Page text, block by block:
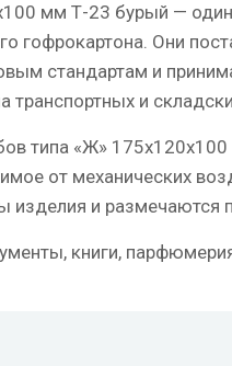
мм Т-23 бурый —
гофрокартона. Они
стандартам и
и
типа «Ж»
от механических
и размечаются
книги,